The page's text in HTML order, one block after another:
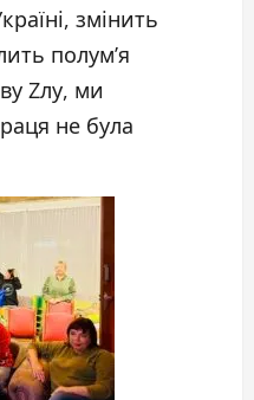
змінить
полумʼя
Zлу, ми
не була